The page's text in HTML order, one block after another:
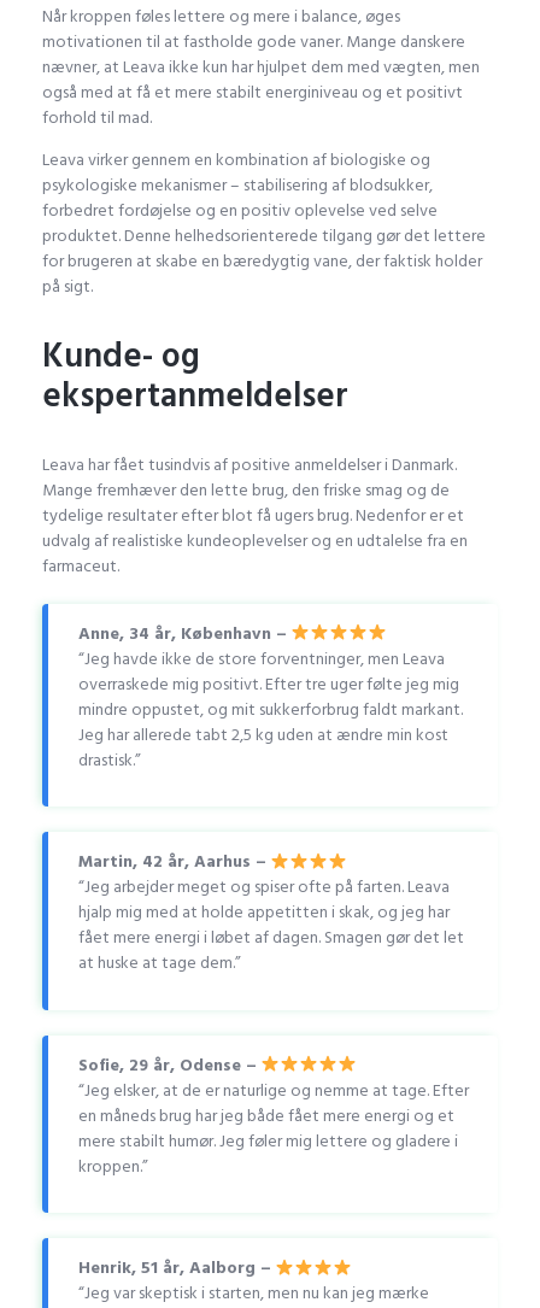
Når kroppen føles lettere og mere i balance, øges
motivationen til at fastholde gode vaner. Mange danskere
nævner, at Leava ikke kun har hjulpet dem med vægten, men
også med at få et mere stabilt energiniveau og et positivt
forhold til mad.
Leava virker gennem en kombination af biologiske og
psykologiske mekanismer – stabilisering af blodsukker,
forbedret fordøjelse og en positiv oplevelse ved selve
produktet. Denne helhedsorienterede tilgang gør det lettere
for brugeren at skabe en bæredygtig vane, der faktisk holder
på sigt.
Kunde- og
ekspertanmeldelser
Leava har fået tusindvis af positive anmeldelser i Danmark.
Mange fremhæver den lette brug, den friske smag og de
tydelige resultater efter blot få ugers brug. Nedenfor er et
udvalg af realistiske kundeoplevelser og en udtalelse fra en
farmaceut.
Anne, 34 år, København –
“Jeg havde ikke de store forventninger, men Leava
overraskede mig positivt. Efter tre uger følte jeg mig
mindre oppustet, og mit sukkerforbrug faldt markant.
Jeg har allerede tabt 2,5 kg uden at ændre min kost
drastisk.”
Martin, 42 år, Aarhus –
“Jeg arbejder meget og spiser ofte på farten. Leava
hjalp mig med at holde appetitten i skak, og jeg har
fået mere energi i løbet af dagen. Smagen gør det let
at huske at tage dem.”
Sofie, 29 år, Odense –
“Jeg elsker, at de er naturlige og nemme at tage. Efter
en måneds brug har jeg både fået mere energi og et
mere stabilt humør. Jeg føler mig lettere og gladere i
kroppen.”
Henrik, 51 år, Aalborg –
“Jeg var skeptisk i starten, men nu kan jeg mærke